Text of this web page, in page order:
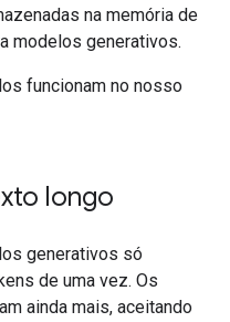
na memória de
modelos generativos.
funcionam no nosso
longo
generativos só
de uma vez. Os
ainda mais, aceitando